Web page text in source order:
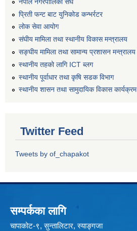
प्रिती फन्ट बाट युनिकोड कन्भर्रटर
लोक सेवा आयोग
संघीय मामिला तथा स्थानीय विकास मन्त्रालय
सङ्घीय मामिला तथा सामान्य प्रशासन मन्त्रालय
स्थानीय तहको लागि ICT ब्लग
स्थानीय पूर्वाधार तथा कृषि सडक विभाग
स्थानीय शासन तथा सामुदायिक विकास कार्यक्रम
Twitter Feed
Tweets by of_chapakot
सम्पर्कका लागि
चापाकोट-९, सुन्तालिटार, स्याङ्गजा